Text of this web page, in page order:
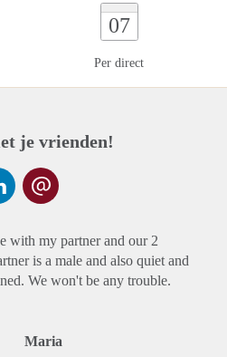
07
Per direct
je vrienden!
with my partner and our 2
is a male and also quiet and
We won't be any trouble.
Maria